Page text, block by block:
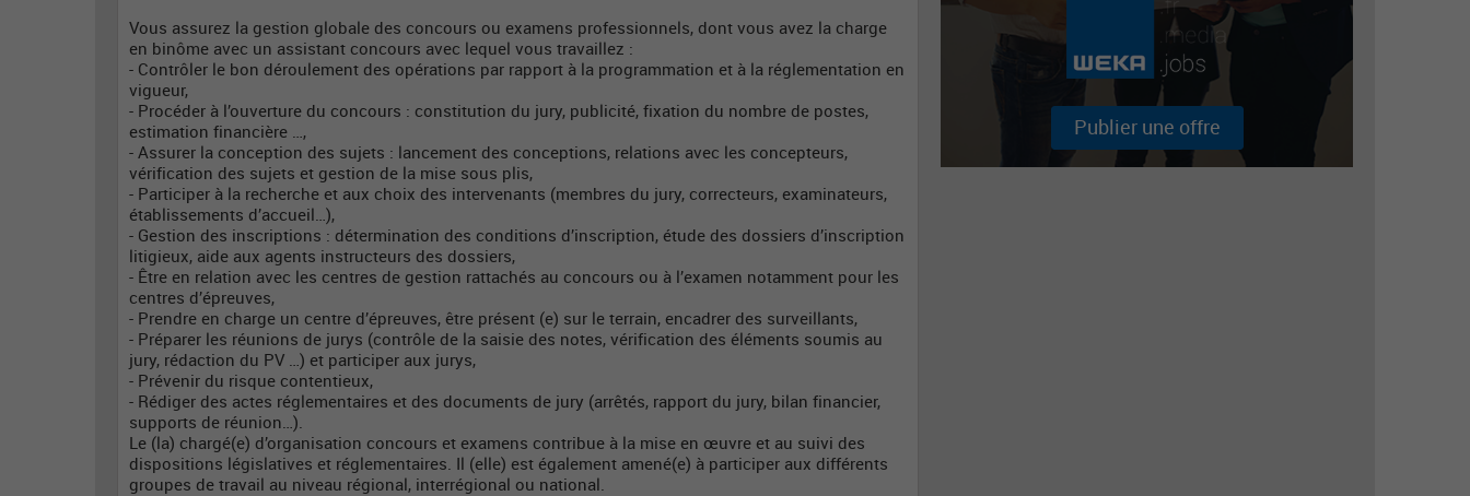
Vous assurez la gestion globale des concours ou examens professionnels, dont vous avez la charge
en binôme avec un assistant concours avec lequel vous travaillez :
- Contrôler le bon déroulement des opérations par rapport à la programmation et à la réglementation en
vigueur,
- Procéder à l’ouverture du concours : constitution du jury, publicité, fixation du nombre de postes,
estimation financière …,
- Assurer la conception des sujets : lancement des conceptions, relations avec les concepteurs,
vérification des sujets et gestion de la mise sous plis,
- Participer à la recherche et aux choix des intervenants (membres du jury, correcteurs, examinateurs,
établissements d’accueil…),
- Gestion des inscriptions : détermination des conditions d’inscription, étude des dossiers d’inscription
litigieux, aide aux agents instructeurs des dossiers,
- Être en relation avec les centres de gestion rattachés au concours ou à l’examen notamment pour les
centres d’épreuves,
- Prendre en charge un centre d’épreuves, être présent (e) sur le terrain, encadrer des surveillants,
- Préparer les réunions de jurys (contrôle de la saisie des notes, vérification des éléments soumis au
jury, rédaction du PV …) et participer aux jurys,
- Prévenir du risque contentieux,
- Rédiger des actes réglementaires et des documents de jury (arrêtés, rapport du jury, bilan financier,
supports de réunion…).
Le (la) chargé(e) d’organisation concours et examens contribue à la mise en œuvre et au suivi des
dispositions législatives et réglementaires. Il (elle) est également amené(e) à participer aux différents
groupes de travail au niveau régional, interrégional ou national.
Publier une offre